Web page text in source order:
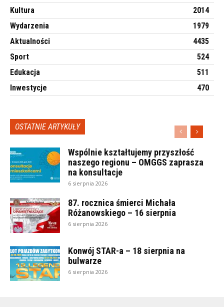
Kultura
2014
Wydarzenia
1979
Aktualności
4435
Sport
524
Edukacja
511
Inwestycje
470
OSTATNIE ARTYKUŁY
Wspólnie kształtujemy przyszłość
naszego regionu – OMGGS zaprasza
na konsultacje
6 sierpnia 2026
87. rocznica śmierci Michała
Różanowskiego – 16 sierpnia
6 sierpnia 2026
Konwój STAR-a – 18 sierpnia na
bulwarze
6 sierpnia 2026